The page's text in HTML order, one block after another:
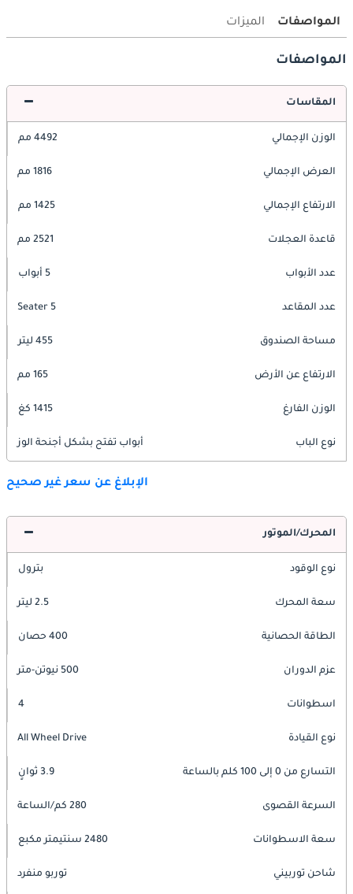
المواصفات الميزات
المواصفات
المقاسات
الوزن الإجمالي 4492 مم
العرض الإجمالي 1816 مم
الارتفاع الإجمالي 1425 مم
قاعدة العجلات 2521 مم
عدد الأبواب 5 أبواب
عدد المقاعد 5 Seater
مساحة الصندوق 455 ليتر
الارتفاع عن الأرض 165 مم
الوزن الفارغ 1415 كغ
نوع الباب أبواب تفتح بشكل أجنحة الوز
الإبلاغ عن سعر غير صحيح
المحرك/الموتور
نوع الوقود بترول
سعة المحرك 2.5 ليتر
الطاقة الحصانية 400 حصان
عزم الدوران 500 نيوتن-متر
اسطوانات 4
نوع القيادة All Wheel Drive
التسارع من 0 إلى 100 كلم بالساعة 3.9 ثوانٍ
السرعة القصوى 280 كم/الساعة
سعة الاسطوانات 2480 سنتيمتر مكبع
شاحن توربيني توربو منفرد